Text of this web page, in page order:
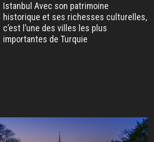
Istanbul Avec son patrimoine
historique et ses richesses culturelles,
c’est l’une des villes les plus
importantes de Turquie